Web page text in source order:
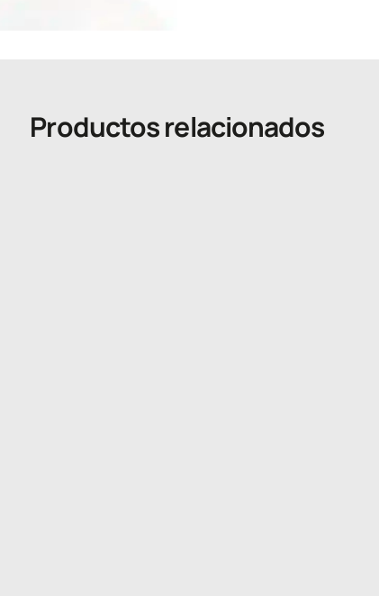
Productos relacionados